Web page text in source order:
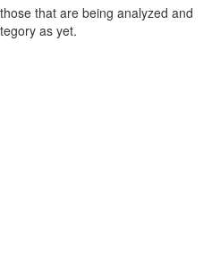
that are being analyzed and
as yet.